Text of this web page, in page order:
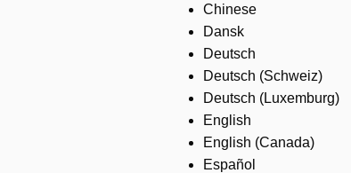
Chinese
Dansk
Deutsch
Deutsch (Schweiz)
Deutsch (Luxemburg)
English
English (Canada)
Español